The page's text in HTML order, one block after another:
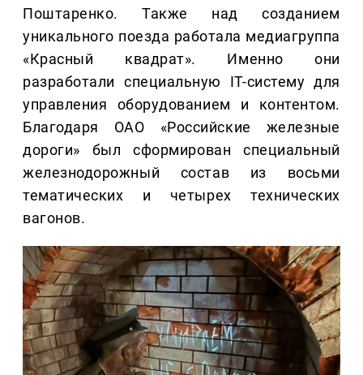
Поштаренко. Также над созданием
уникального поезда работала медиагруппа
«Красный квадрат». Именно они
разработали специальную IT-систему для
управления оборудованием и контентом.
Благодаря ОАО «Российские железные
дороги» был сформирован специальный
железнодорожный состав из восьми
тематических и четырех технических
вагонов.